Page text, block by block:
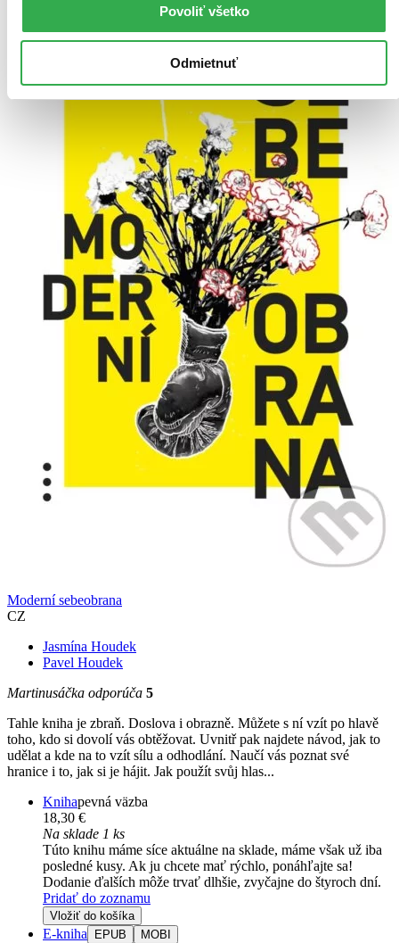
Povoliť všetko
Odmietnuť
Moderní sebeobrana
CZ
Jasmína Houdek
Pavel Houdek
Martinusáčka odporúča 5
Tahle kniha je zbraň. Doslova i obrazně. Můžete s ní vzít po hlavě
toho, kdo si dovolí vás obtěžovat. Uvnitř pak najdete návod, jak to
udělat a kde na to vzít sílu a odhodlání. Naučí vás poznat své
hranice i to, jak si je hájit. Jak použít svůj hlas...
Knihapevná väzba
18,30 €
Na sklade 1 ks
Túto knihu máme síce aktuálne na sklade, máme však už iba
posledné kusy. Ak ju chcete mať rýchlo, ponáhľajte sa!
Dodanie ďalších môže trvať dlhšie, zvyčajne do štyroch dní.
Pridať do zoznamu
Vložiť do košíka
E-kniha EPUB MOBI